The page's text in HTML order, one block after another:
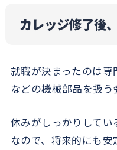
カレッジ修了後
就職が決まったのは
などの機械部品を扱う
休みがしっかりして
なので、将来的にも